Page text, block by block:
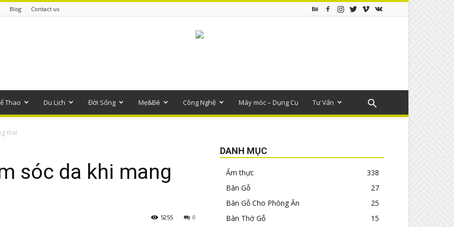
Blog Contact us
Thao Du Lịch Đời Sống Mẹ&Bé Công Nghệ Máy móc – Dụng Cụ Tư Vấn
thai
sóc da khi mang
0
5255
DANH MỤC
Ẩm thực
338
Bàn Gỗ
27
Bàn Gỗ Cho Phòng Ăn
25
Bàn Thờ Gỗ
15